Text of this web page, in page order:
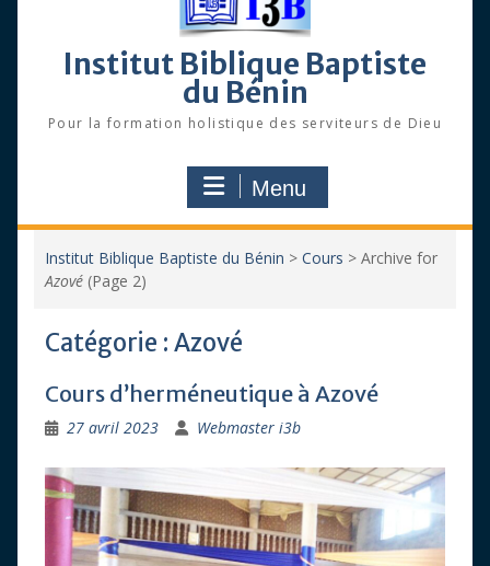
Institut Biblique Baptiste
du Bénin
Pour la formation holistique des serviteurs de Dieu
Menu
Institut Biblique Baptiste du Bénin > Cours > Archive for
Azové(Page 2)
Catégorie : Azové
Cours d’herméneutique à Azové
27 avril 2023 Webmaster i3b